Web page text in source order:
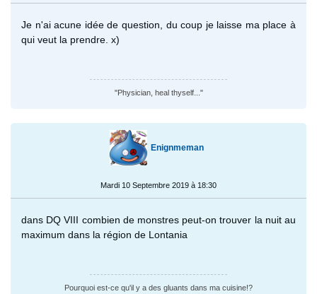
Je n'ai acune idée de question, du coup je laisse ma place à
qui veut la prendre. x)
"Physician, heal thyself..."
Enignmeman
Mardi 10 Septembre 2019 à 18:30
dans DQ VIII combien de monstres peut-on trouver la nuit au
maximum dans la région de Lontania
Pourquoi est-ce qu'il y a des gluants dans ma cuisine!?